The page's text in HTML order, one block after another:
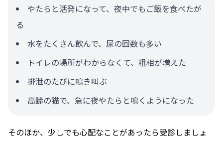
やたらと活発になって、夜中でもご飯を食べたが
る
水をたくさん飲んで、尿の回数も多い
トイレの場所がわからなくて、粗相が増えた
排泄のたびに鳴き叫ぶ
高齢の猫で、急に夜やたらと鳴くようになった
そのほか、少しでも心配なことがあったら受診しましょ